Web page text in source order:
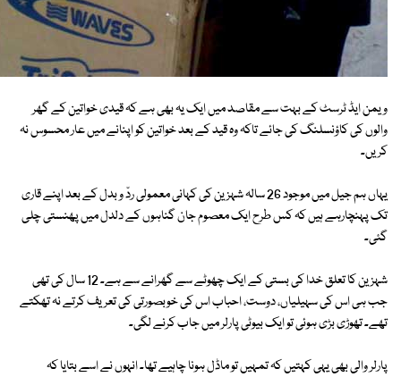
ویمن ایڈ ٹرسٹ کے بہت سے مقاصد میں ایک یہ بھی ہے کہ قیدی خواتین کے گھر
والوں کی کاؤنسلنگ کی جائے تاکہ وہ قید کے بعد خواتین کو اپنانے میں عار محسوس نہ
کریں۔
یہاں ہم جیل میں موجود 26 سالہ شہزین کی کہانی معمولی ردّ و بدل کے بعد اپنے قاری
تک پہنچارہے ہیں کہ کس طرح ایک معصوم جان گناہوں کے دلدل میں پھنستی چلی
گئی۔
شہزین کا تعلق خدا کی بستی کے ایک چھوٹے سے گھرانے سے ہے۔ 12 سال کی تھی
جب ہی اس کی سہیلیاں، دوست، احباب اس کی خوبصورتی کی تعریف کرتے نہ تھکتے
تھے۔ تھوڑی بڑی ہوئی تو ایک بیوٹی پارلر میں جاب کرنے لگی۔
پارلر والی بھی یہی کہتیں کہ تمہیں تو ماڈل ہونا چاہیے تھا۔ انہوں نے اسے بتایا کہ